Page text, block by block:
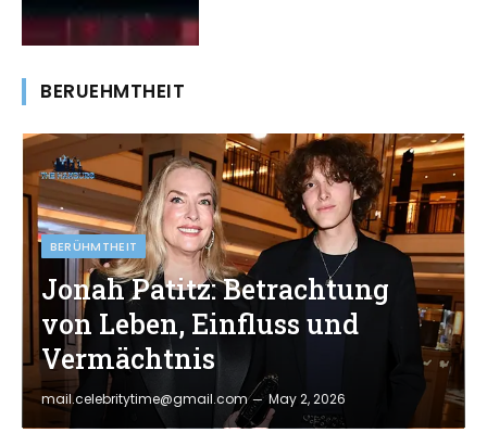
BERUEHMTHEIT
BERÜHMTHEIT
Jonah Patitz: Betrachtung
von Leben, Einfluss und
Vermächtnis
mail.celebritytime@gmail.com May 2, 2026